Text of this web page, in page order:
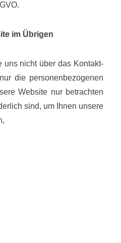
im Übrigen
uns nicht über das Kontakt-
die personenbezogenen
Website nur betrachten
sind, um Ihnen unsere